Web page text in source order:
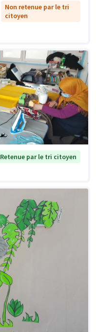
Non retenue par le tri
citoyen
Retenue par le tri citoyen